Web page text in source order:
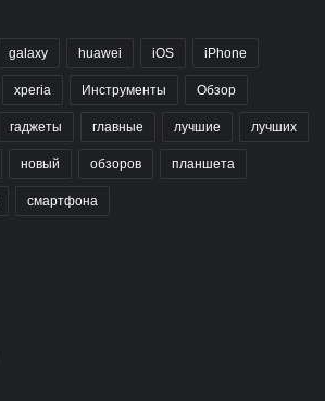
galaxy huawei iOS iPhone
xperia Инструменты Обзор
гаджеты главные лучшие лучших
новый обзоров планшета
смартфона